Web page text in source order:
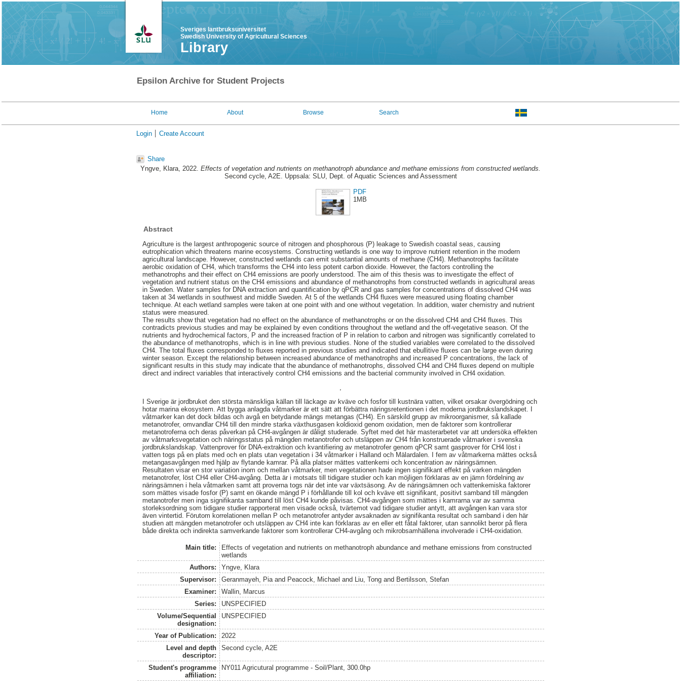
Sveriges lantbruksuniversitet
Swedish University of Agricultural Sciences
Library
Epsilon Archive for Student Projects
Home About Browse Search
Login Create Account
Share
Yngve, Klara, 2022. Effects of vegetation and nutrients on methanotroph abundance and methane emissions from constructed wetlands.
Second cycle, A2E. Uppsala: SLU, Dept. of Aquatic Sciences and Assessment
PDF
1MB
Abstract
Agriculture is the largest anthropogenic source of nitrogen and phosphorous (P) leakage to Swedish coastal seas, causing
eutrophication which threatens marine ecosystems. Constructing wetlands is one way to improve nutrient retention in the modern
agricultural landscape. However, constructed wetlands can emit substantial amounts of methane (CH4). Methanotrophs facilitate
aerobic oxidation of CH4, which transforms the CH4 into less potent carbon dioxide. However, the factors controlling the
methanotrophs and their effect on CH4 emissions are poorly understood. The aim of this thesis was to investigate the effect of
vegetation and nutrient status on the CH4 emissions and abundance of methanotrophs from constructed wetlands in agricultural areas
in Sweden. Water samples for DNA extraction and quantification by qPCR and gas samples for concentrations of dissolved CH4 was
taken at 34 wetlands in southwest and middle Sweden. At 5 of the wetlands CH4 fluxes were measured using floating chamber
technique. At each wetland samples were taken at one point with and one without vegetation. In addition, water chemistry and nutrient
status were measured.
The results show that vegetation had no effect on the abundance of methanotrophs or on the dissolved CH4 and CH4 fluxes. This
contradicts previous studies and may be explained by even conditions throughout the wetland and the off-vegetative season. Of the
nutrients and hydrochemical factors, P and the increased fraction of P in relation to carbon and nitrogen was significantly correlated to
the abundance of methanotrophs, which is in line with previous studies. None of the studied variables were correlated to the dissolved
CH4. The total fluxes corresponded to fluxes reported in previous studies and indicated that ebullitive fluxes can be large even during
winter season. Except the relationship between increased abundance of methanotrophs and increased P concentrations, the lack of
significant results in this study may indicate that the abundance of methanotrophs, dissolved CH4 and CH4 fluxes depend on multiple
direct and indirect variables that interactively control CH4 emissions and the bacterial community involved in CH4 oxidation.
I Sverige är jordbruket den största mänskliga källan till läckage av kväve och fosfor till kustnära vatten, vilket orsakar övergödning och
hotar marina ekosystem. Att bygga anlagda våtmarker är ett sätt att förbättra näringsretentionen i det moderna jordbrukslandskapet. I
våtmarker kan det dock bildas och avgå en betydande mängs metangas (CH4). En särskild grupp av mikroorganismer, så kallade
metanotrofer, omvandlar CH4 till den mindre starka växthusgasen koldioxid genom oxidation, men de faktorer som kontrollerar
metanotroferna och deras påverkan på CH4-avgången är dåligt studerade. Syftet med det här masterarbetet var att undersöka effekten
av våtmarksvegetation och näringsstatus på mängden metanotrofer och utsläppen av CH4 från konstruerade våtmarker i svenska
jordbrukslandskap. Vattenprover för DNA-extraktion och kvantifiering av metanotrofer genom qPCR samt gasprover för CH4 löst i
vatten togs på en plats med och en plats utan vegetation i 34 våtmarker i Halland och Mälardalen. I fem av våtmarkerna mättes också
metangasavgången med hjälp av flytande kamrar. På alla platser mättes vattenkemi och koncentration av näringsämnen.
Resultaten visar en stor variation inom och mellan våtmarker, men vegetationen hade ingen signifikant effekt på varken mängden
metanotrofer, löst CH4 eller CH4-avgång. Detta är i motsats till tidigare studier och kan möjligen förklaras av en jämn fördelning av
näringsämnen i hela våtmarken samt att proverna togs när det inte var växtsäsong. Av de näringsämnen och vattenkemiska faktorer
som mättes visade fosfor (P) samt en ökande mängd P i förhållande till kol och kväve ett signifikant, positivt samband till mängden
metanotrofer men inga signifikanta samband till löst CH4 kunde påvisas. CH4-avgången som mättes i kamrarna var av samma
storleksordning som tidigare studier rapporterat men visade också, tvärtemot vad tidigare studier antytt, att avgången kan vara stor
även vintertid. Förutom korrelationen mellan P och metanotrofer antyder avsaknaden av signifikanta resultat och samband i den här
studien att mängden metanotrofer och utsläppen av CH4 inte kan förklaras av en eller ett fåtal faktorer, utan sannolikt beror på flera
både direkta och indirekta samverkande faktorer som kontrollerar CH4-avgång och mikrobsamhällena involverade i CH4-oxidation.
Main title:
Effects of vegetation and nutrients on methanotroph abundance and methane emissions from constructed
wetlands
Authors:
Yngve, Klara
Supervisor:
Geranmayeh, Piaand Peacock, Michael and Liu, Tongand Bertilsson, Stefan
Examiner:
Wallin, Marcus
Series:
UNSPECIFIED
Volume/Sequential
designation:
UNSPECIFIED
Year of Publication:
2022
Level and depth
descriptor:
Second cycle, A2E
Student's programme
affiliation:
NY011 Agricutural programme - Soil/Plant, 300.0hp